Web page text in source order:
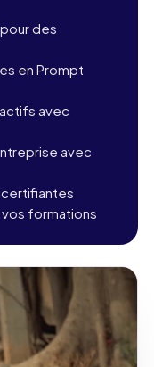
des
en Prompt
avec
avec
formations